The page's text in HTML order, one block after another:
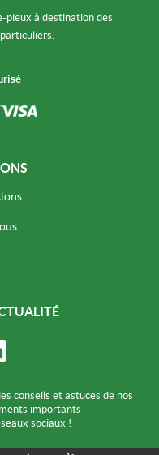
pieux à destination des
Youtube
LinkedIn
conseils et astuces de nos
importants
sociaux !